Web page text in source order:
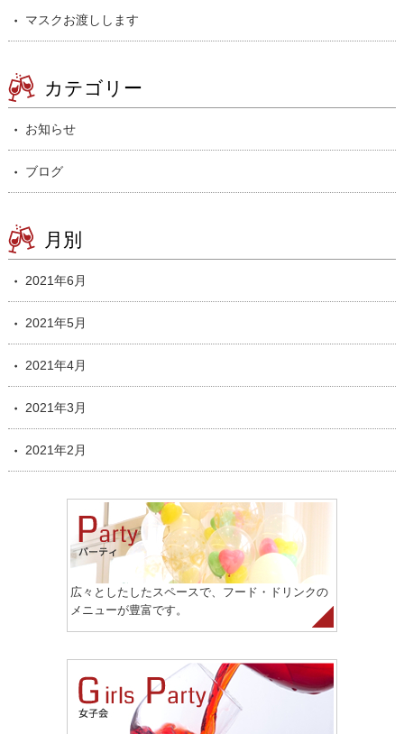
マスクお渡しします
カテゴリー
お知らせ
ブログ
月別
2021年6月
2021年5月
2021年4月
2021年3月
2021年2月
広々としたしたスペースで、フード・ドリンクの
メニューが豊富です。